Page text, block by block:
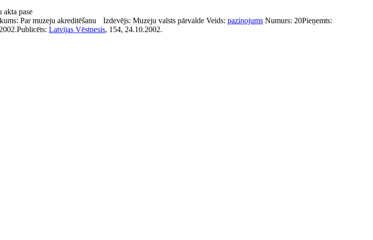
akta pase
Par muzeju akreditēšanu Izdevējs: Muzeju valsts pārvalde Veids: paziņojums Numurs: 20Pieņemts:
Publicēts: Latvijas Vēstnesis, 154, 24.10.2002.